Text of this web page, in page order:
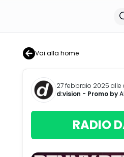
Vai alla home
27 febbraio 2025 alle
d:vision - Promo by
RADIO